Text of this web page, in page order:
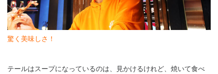
驚く美味しさ！
テールはスープになっているのは、見かけるけれど、焼いて食べ